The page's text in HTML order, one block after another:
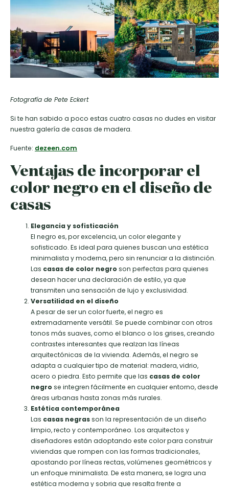
Fotografía de Pete Eckert
Si te han sabido a poco estas cuatro casas no dudes en visitar
nuestra galería de casas de madera.
Fuente: dezeen.com
Ventajas de incorporar el
color negro en el diseño de
casas
Elegancia y sofisticación
El negro es, por excelencia, un color elegante y
sofisticado. Es ideal para quienes buscan una estética
minimalista y moderna, pero sin renunciar a la distinción.
Las casas de color negro son perfectas para quienes
desean hacer una declaración de estilo, ya que
transmiten una sensación de lujo y exclusividad.
Versatilidad en el diseño
A pesar de ser un color fuerte, el negro es
extremadamente versátil. Se puede combinar con otros
tonos más suaves, como el blanco o los grises, creando
contrastes interesantes que realzan las líneas
arquitectónicas de la vivienda. Además, el negro se
adapta a cualquier tipo de material: madera, vidrio,
acero o piedra. Esto permite que las casas de color
negro se integren fácilmente en cualquier entorno, desde
áreas urbanas hasta zonas más rurales.
Estética contemporánea
Las casas negrasson la representación de un diseño
limpio, recto y contemporáneo. Los arquitectos y
diseñadores están adoptando este color para construir
viviendas que rompen con las formas tradicionales,
apostando por líneas rectas, volúmenes geométricos y
un enfoque minimalista. De esta manera, se logra una
estética moderna y sobria que resalta frente a